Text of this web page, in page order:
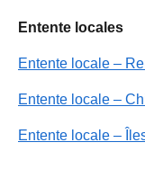
Entente locales
Entente locale –
Entente locale –
Entente locale –